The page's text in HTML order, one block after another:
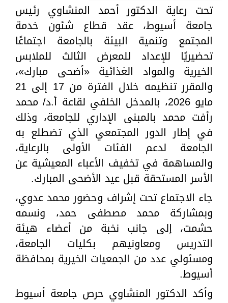
تحت رعاية الدكتور أحمد المنشاوي رئيس
جامعة أسيوط، عقد قطاع شئون خدمة
المجتمع وتنمية البيئة بالجامعة اجتماعًا
تحضيريًا للإعداد للمعرض الثالث للملابس
الخيرية والمواد الغذائية «أضحى مبارك»،
والمقرر تنظيمه خلال الفترة من 17 إلى 21
مايو 2026، بالمدخل الخلفي لقاعة أ.د/ محمد
رأفت محمد بالمبنى الإداري للجامعة، وذلك
في إطار الدور المجتمعي الذي تضطلع به
الجامعة لدعم الفئات الأولى بالرعاية،
والمساهمة في تخفيف الأعباء المعيشية عن
الأسر المستحقة قبل عيد الأضحى المبارك.
جاء الاجتماع تحت إشراف وحضور محمد عدوي،
وبمشاركة محمد مصطفى حمد، ونسمه
حشمت، إلى جانب نخبة من أعضاء هيئة
التدريس ومعاونيهم بكليات الجامعة،
ومسئولي عدد من الجمعيات الخيرية بمحافظة
أسيوط.
وأكد الدكتور المنشاوي حرص جامعة أسيوط